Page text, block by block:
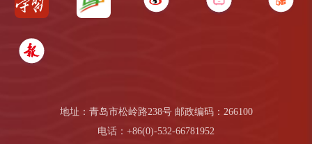
地址：青岛市松岭路238号 邮政编码：266100
电话：+86(0)-532-66781952